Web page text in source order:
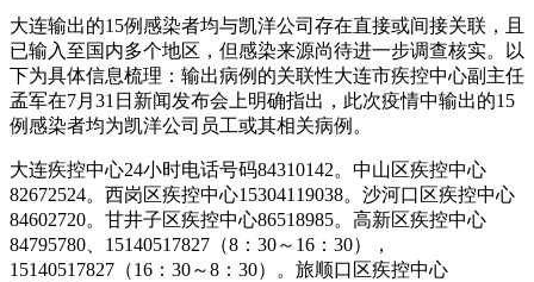
大连输出的15例感染者均与凯洋公司存在直接或间接关联，且
已输入至国内多个地区，但感染来源尚待进一步调查核实。以
下为具体信息梳理：输出病例的关联性大连市疾控中心副主任
孟军在7月31日新闻发布会上明确指出，此次疫情中输出的15
例感染者均为凯洋公司员工或其相关病例。
大连疾控中心24小时电话号码84310142。中山区疾控中心
82672524。西岗区疾控中心15304119038。沙河口区疾控中心
84602720。甘井子区疾控中心86518985。高新区疾控中心
84795780、15140517827（8：30～16：30），
15140517827（16：30～8：30）。旅顺口区疾控中心